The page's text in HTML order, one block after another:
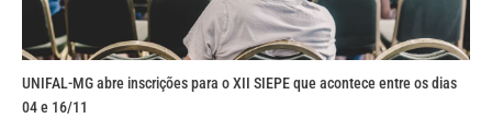
UNIFAL-MG abre inscrições para o XII SIEPE que acontece entre os dias
04 e 16/11